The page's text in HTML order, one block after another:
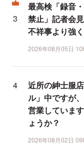
最高検「録音
禁止」記者会
不祥事より強
2026年08月05日 10
近所の紳士服
ル」中ですが
営業していま
ょうか？
2026年08月02日 09